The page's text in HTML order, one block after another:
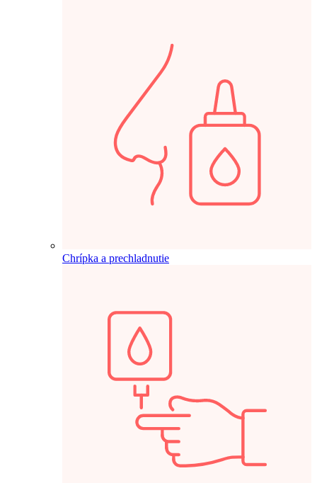
Chrípka a prechladnutie